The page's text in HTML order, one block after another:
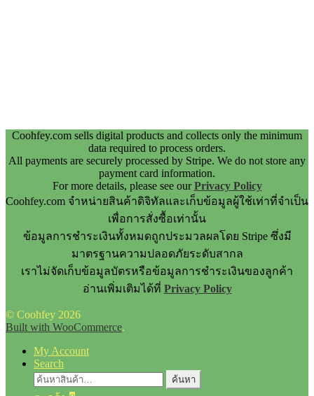
Coohfey.com sells digital products and collects only the minimum
data required to process orders.
All payments are securely processed by Stripe. We do not store any
payment card information.
For more details, please see ourPrivacy Policy
Coohfey.com จำหน่ายสินค้าดิจิทัลและเก็บข้อมูลผู้ใช้เท่าที่จำเป็น
เพื่อการสั่งซื้อเท่านั้น
ข้อมูลการชำระเงินทั้งหมดถูกประมวลผลโดย Stripe ซึ่งมี
มาตรฐานความปลอดภัยระดับสากล
เราไม่จัดเก็บข้อมูลบัตรหรือข้อมูลการชำระเงินของลูกค้า
อ่านเพิ่มเติมได้ที่ Privacy Policy
© Coohfey 2026
Built with WooCommerce.
My Account
Search
ค้นหา:
ค้นหา